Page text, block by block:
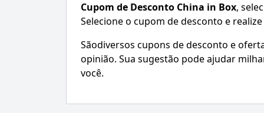
Cupom de Desconto China in Box,
Selecione o cupom de desconto e
Sãodiversos cupons de desconto e
opinião. Sua sugestão pode ajudar
você.